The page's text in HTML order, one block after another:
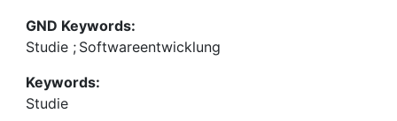
GND Keywords:
Studie ; Softwareentwicklung
Keywords:
Studie